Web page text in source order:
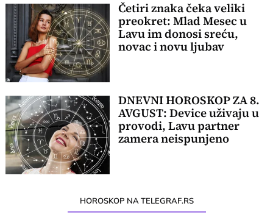
Četiri znaka čeka veliki
preokret: Mlad Mesec u
Lavu im donosi sreću,
novac i novu ljubav
DNEVNI HOROSKOP ZA 8.
AVGUST: Device uživaju u
provodi, Lavu partner
zamera neispunjeno
HOROSKOP NA TELEGRAF.RS